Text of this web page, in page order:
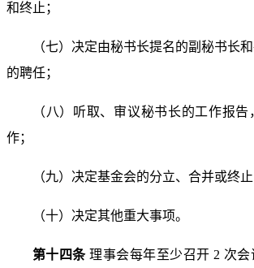
和终止；
（七）决定由秘书长提名的副秘书长
的聘任；
（八）听取、审议秘书长的工作报
作；
（九）决定基金会的分立、合并或终止
（十）决定其他重大事项。
第十四条理事会每年至少召开 2 次会